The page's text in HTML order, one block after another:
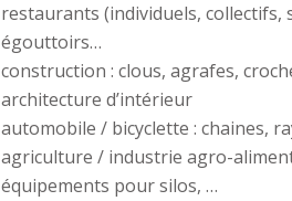
restaurants (individuels, collectifs,
égouttoirs…
construction : clous, agrafes,
architecture d’intérieur
automobile / bicyclette : chaines,
agriculture / industrie agro-
équipements pour silos, …